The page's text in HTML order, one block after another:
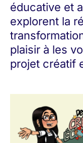
éducative et
explorent la
plaisir à les
projet créatif